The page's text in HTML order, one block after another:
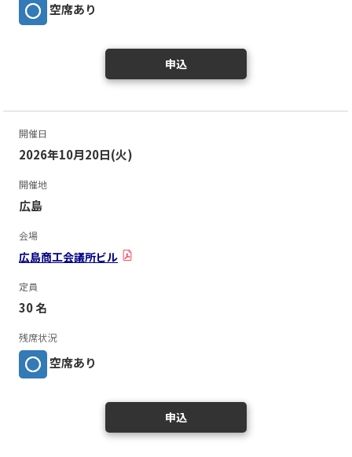
空席あり
申込
開催日
2026年10月20日(火)
開催地
広島
会場
広島商工会議所ビル
定員
30 名
残席状況
空席あり
申込